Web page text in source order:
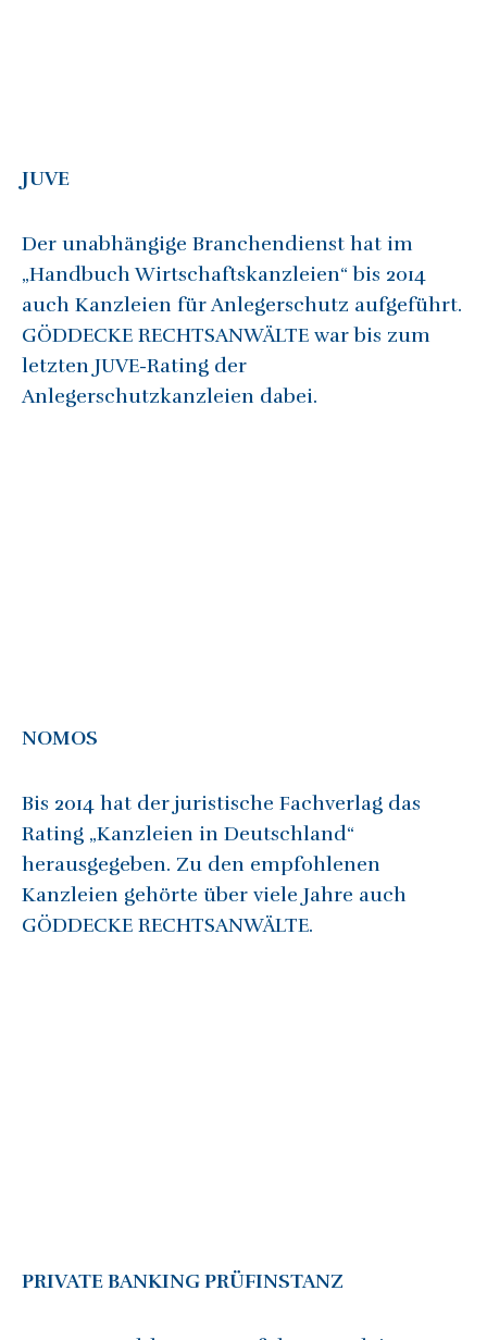
JUVE
Der unabhängige Branchendienst hat im
„Handbuch Wirtschaftskanzleien“ bis 2014
auch Kanzleien für Anlegerschutz aufgeführt.
GÖDDECKE RECHTSANWÄLTE war bis zum
letzten JUVE-Rating der
Anlegerschutzkanzleien dabei.
NOMOS
Bis 2014 hat der juristische Fachverlag das
Rating „Kanzleien in Deutschland“
herausgegeben. Zu den empfohlenen
Kanzleien gehörte über viele Jahre auch
GÖDDECKE RECHTSANWÄLTE.
PRIVATE BANKING PRÜFINSTANZ